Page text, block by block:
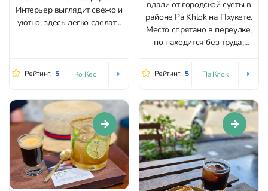
Интерьер выглядит свежо и
уютно, здесь легко сделать
особенность места —
и яхты. Днём он добавляет
ощущение простора, а
вечером превращает
обычную...
Рейтинг: 5 Ко Кео
вдали от городской суеты в
районе Pa Khlok на Пхукете.
Место спрятано в переулке,
но находится без труда;
График камерный: кофейня
работает по выходным (сб–
вс 09:00–19:00). Главная
идея здесь — обжарка
зёрен на месте и акцент на
specialty-кофе. Бариста
уверенно готовят...
Рейтинг: 5 Па Клок